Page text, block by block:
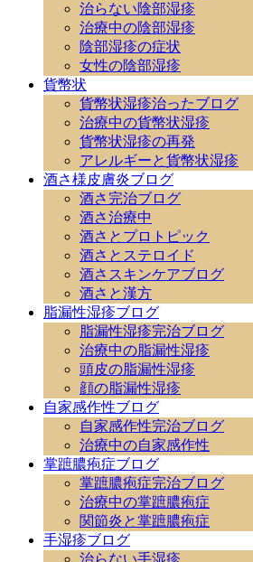
治らない陰部湿疹
治療中の陰部湿疹
陰部湿疹の症状
女性の陰部湿疹
貨幣状
貨幣状湿疹治ったブログ
治療中の貨幣状湿疹
貨幣状湿疹の再発
アレルギーと貨幣状湿疹
酒さ様皮膚炎ブログ
酒さ完治ブログ
酒さ治療中
酒さとプロトピック
酒さとステロイド
酒さスキンケアブログ
酒さと漢方
脂漏性湿疹ブログ
脂漏性湿疹完治ブログ
治療中の脂漏性湿疹
頭皮の脂漏性湿疹
顔の脂漏性湿疹
自家感作性ブログ
自家感作性完治ブログ
治療中の自家感作性
掌蹠膿疱症ブログ
掌蹠膿疱症完治ブログ
治療中の掌蹠膿疱症
関節炎と掌蹠膿疱症
手湿疹ブログ
治らない手湿疹